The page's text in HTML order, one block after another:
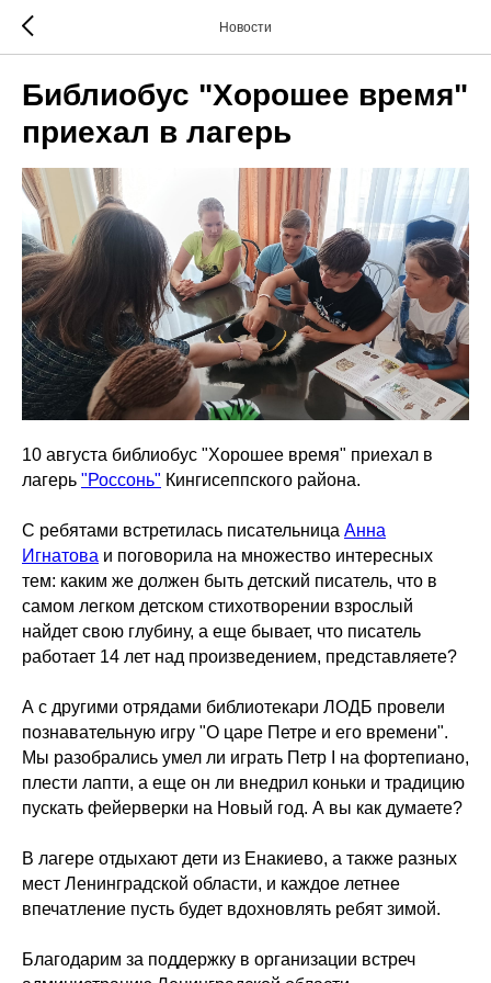
Новости
Библиобус "Хорошее время"
приехал в лагерь
10 августа библиобус "Хорошее время" приехал в
лагерь "Россонь" Кингисеппского района.
С ребятами встретилась писательница Анна
Игнатова и поговорила на множество интересных
тем: каким же должен быть детский писатель, что в
самом легком детском стихотворении взрослый
найдет свою глубину, а еще бывает, что писатель
работает 14 лет над произведением, представляете?
А с другими отрядами библиотекари ЛОДБ провели
познавательную игру "О царе Петре и его времени".
Мы разобрались умел ли играть Петр I на фортепиано,
плести лапти, а еще он ли внедрил коньки и традицию
пускать фейерверки на Новый год. А вы как думаете?
В лагере отдыхают дети из Енакиево, а также разных
мест Ленинградской области, и каждое летнее
впечатление пусть будет вдохновлять ребят зимой.
Благодарим за поддержку в организации встреч